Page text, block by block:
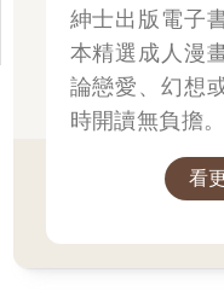
紳士出版電子
本精選成人漫
論戀愛、幻想
時開讀無負擔
堂電子書館，
士閱讀時光。看